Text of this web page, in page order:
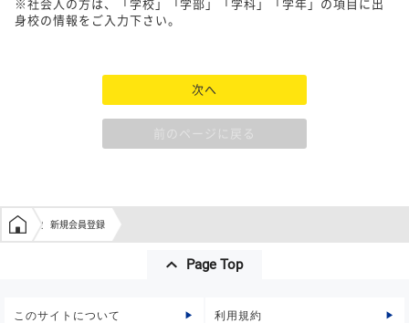
※社会人の方は、「学校」「学部」「学科」「学年」の項目に出
身校の情報をご入力下さい。
次へ
前のページに戻る
学生の窓口トップ
新規会員登録
Page Top
このサイトについて 利用規約